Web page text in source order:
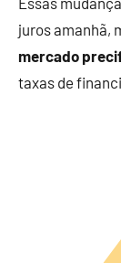
juros amanhã,
mercado
taxas de